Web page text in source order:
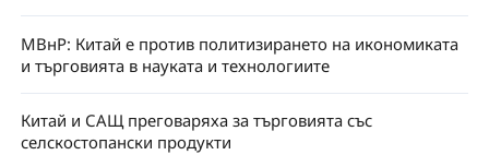
МВнР: Китай е против политизирането на икономиката
и търговията в науката и технологиите
Китай и САЩ преговаряха за търговията със
селскостопански продукти